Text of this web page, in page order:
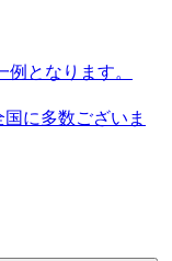
となります。
に多数ございま